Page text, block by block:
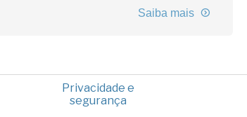
Saiba mais
Privacidade e
segurança